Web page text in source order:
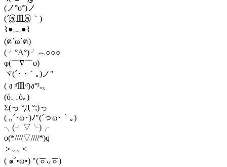
(ノ°ο°)ノ
(´இ皿இ｀)
⌇●﹏●⌇
(ฅ´ω`ฅ)
(╯°A°)╯︵○○○
φ(￣∇￣o)
ヾ(´･ ･｀｡)ノ"
( ง ᵒ̌皿ᵒ̌)ง⁼³₌₃
(ó﹏ò｡)
Σ(っ °Д °;)っ
( ,,´･ω･)ﾉ"(´っω･｀｡)
╮(╯▽╰)╭
o(*////▽////*)q
＞﹏＜
( ๑´•ω•) "(ㆆᴗㆆ)